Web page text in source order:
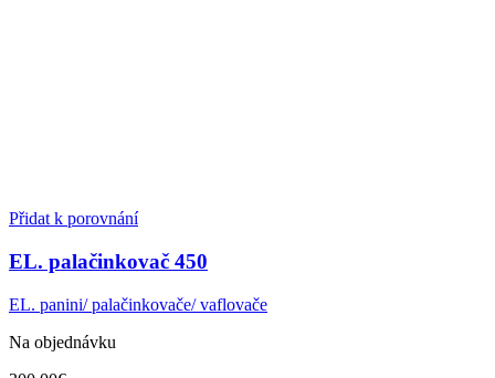
Přidat k porovnání
EL. palačinkovač 450
EL. panini/ palačinkovače/ vaflovače
Na objednávku